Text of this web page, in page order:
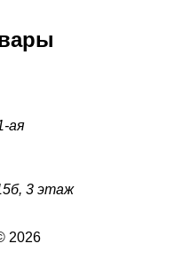
ая
3 этаж
2026